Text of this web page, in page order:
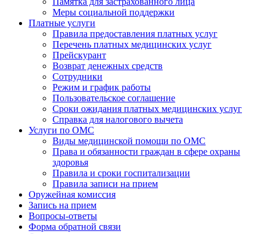
Меры социальной поддержки
Платные услуги
Правила предоставления платных услуг
Перечень платных медицинских услуг
Прейскурант
Возврат денежных средств
Сотрудники
Режим и график работы
Пользовательское соглашение
Сроки ожидания платных медицинских услуг
Справка для налогового вычета
Услуги по ОМС
Виды медицинской помощи по ОМС
Права и обязанности граждан в сфере охраны
здоровья
Правила и сроки госпитализации
Правила записи на прием
Оружейная комиссия
Запись на прием
Вопросы-ответы
Форма обратной связи